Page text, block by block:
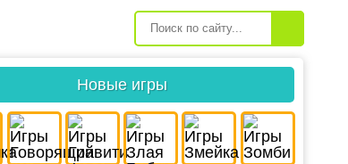
Новые игры